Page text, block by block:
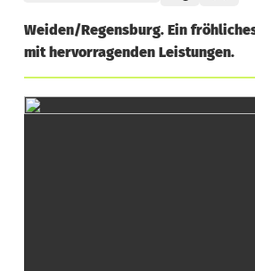
Weiden/Regensburg. Ein
mit hervorragenden Leistungen.
L